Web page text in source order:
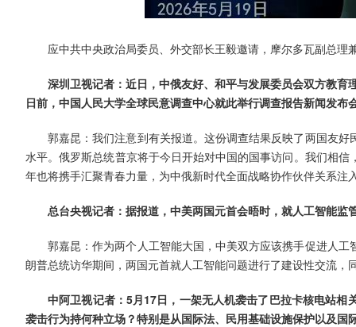
应中共中央政治局委员、外交部长王毅邀请，摩尔多瓦副总
深圳卫视记者：近日，中俄友好、和平与发展委员会双方教
日前，中国人民大学全球民意调查中心就此举行调查报告新闻发
郭嘉昆：我们注意到有关报道。这份调查结果反映了两国友
水平。俄罗斯总统普京将于今日开始对中国的国事访问。我们相
年也将携手汇聚青春力量，为中俄新时代全面战略协作伙伴关系注
总台央视记者：据报道，中美两国元首会晤时，就人工智能
郭嘉昆：作为两个人工智能大国，中美双方应该携手促进人
朗普总统访华期间，两国元首就人工智能问题进行了建设性交流，
中阿卫视记者：5月17日，一架无人机袭击了巴拉卡核电站
袭击行为持何种立场？特别是从国际法、民用基础设施保护以及